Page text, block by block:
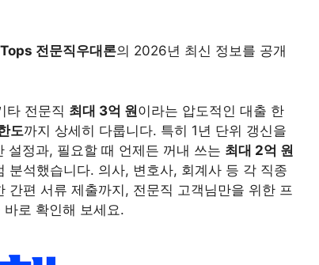
전문직우대론의 2026년 최신 정보를 공개
타 전문직 최대 3억 원이라는 압도적인 대출 한
도까지 상세히 다룹니다. 특히 1년 단위 갱신을
설정과, 필요할 때 언제든 꺼내 쓰는 최대 2억 원
분석했습니다. 의사, 변호사, 회계사 등 각 직종
간편 서류 제출까지, 전문직 고객님만을 위한 프
로 확인해 보세요.